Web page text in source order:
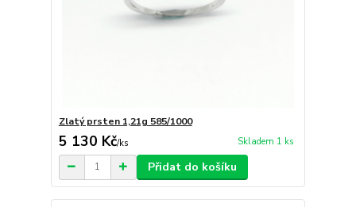
Zlatý prsten 1,21g 585/1000
5 130 Kč/ks Skladem 1 ks
Přidat do košíku